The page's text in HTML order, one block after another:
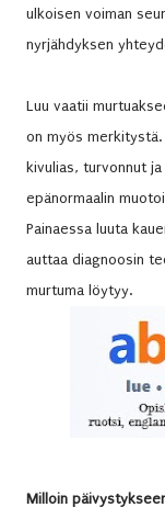
ulkoisen voiman
nyrjähdyksen
Luu vaatii
on myös
kivulias, turvonnut
epänormaalin
Painaessa luuta
auttaa diagnoosin
murtuma löytyy.
Milloin